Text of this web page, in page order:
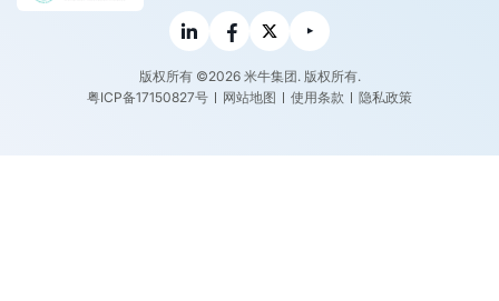
版权所有 ©2026 米牛集团. 版权所有.
粤ICP备17150827号
网站地图 使用条款 隐私政策